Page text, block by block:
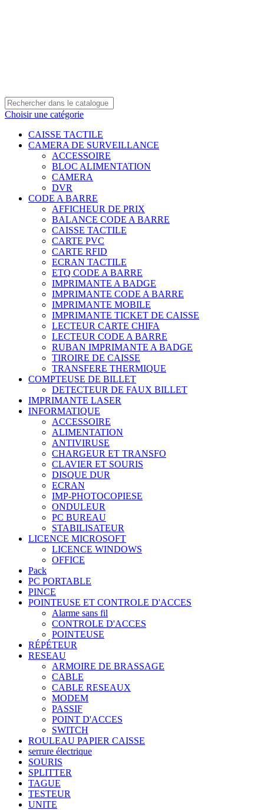
Choisir une catégorie
CAISSE TACTILE
CAMERA DE SURVEILLANCE
ACCESSOIRE
BLOC ALIMENTATION
CAMERA
DVR
CODE A BARRE
AFFICHEUR DE PRIX
BALANCE CODE A BARRE
CAISSE TACTILE
CARTE PVC
CARTE RFID
ECRAN TACTILE
ETQ CODE A BARRE
IMPRIMANTE A BADGE
IMPRIMANTE CODE A BARRE
IMPRIMANTE MOBILE
IMPRIMANTE TICKET DE CAISSE
LECTEUR CARTE CHIFA
LECTEUR CODE A BARRE
RUBAN IMPRIMANTE A BADGE
TIROIRE DE CAISSE
TRANSFERE THERMIQUE
COMPTEUSE DE BILLET
DETECTEUR DE FAUX BILLET
IMPRIMANTE LASER
INFORMATIQUE
ACCESSOIRE
ALIMENTATION
ANTIVIRUSE
CHARGEUR ET TRANSFO
CLAVIER ET SOURIS
DISQUE DUR
ECRAN
IMP-PHOTOCOPIESE
ONDULEUR
PC BUREAU
STABILISATEUR
LICENCE MICROSOFT
LICENCE WINDOWS
OFFICE
Pack
PC PORTABLE
PINCE
POINTEUSE ET CONTROLE D'ACCES
Alarme sans fil
CONTROLE D'ACCES
POINTEUSE
RÉPÉTEUR
RESEAU
ARMOIRE DE BRASSAGE
CABLE
CABLE RESEAUX
MODEM
PASSIF
POINT D'ACCES
SWITCH
ROULEAU PAPIER CAISSE
serrure électrique
SOURIS
SPLITTER
TAGUE
TESTEUR
UNITE